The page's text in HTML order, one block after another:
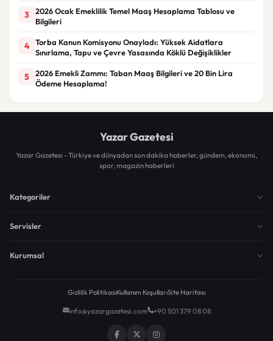
3
2026 Ocak Emeklilik Temel Maaş Hesaplama Tablosu ve
Bilgileri
4
Torba Kanun Komisyonu Onayladı: Yüksek Aidatlara
Sınırlama, Tapu ve Çevre Yasasında Köklü Değişiklikler
5
2026 Emekli Zammı: Taban Maaş Bilgileri ve 20 Bin Lira
Ödeme Hesaplama!
Yazar Gazetesi
Yazar Gazetesi - Türkiye ve dünyadan son dakika haberler, gündem, ekonomi,
spor, magazin haberleri
Kategoriler
Servisler
Kurumsal
Gizlilik PolitikasıKullanım KoşullarıSite Haritası
info@yazargazetesi.com +90 501 379 08 08